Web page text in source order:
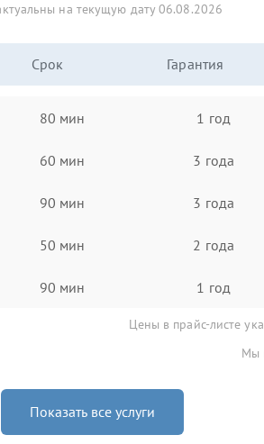
на текущую дату 06.08.2026
Срок Гарантия
80 мин 1 год
60 мин 3 года
90 мин 3 года
50 мин 2 года
90 мин 1 год
Цены в прайс-листе
Мы
Показать все услуги